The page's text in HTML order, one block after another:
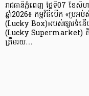
រាជធានីភ្នំពេញ ថ្ងៃទី07 ខែសី
ឆ្នាំ2026៖ កម្មវិធីបើក «ប្រ
(Lucky Box)»របស់ផ្សារទំន
(Lucky Supermarket)
ត្រឹមរយ…